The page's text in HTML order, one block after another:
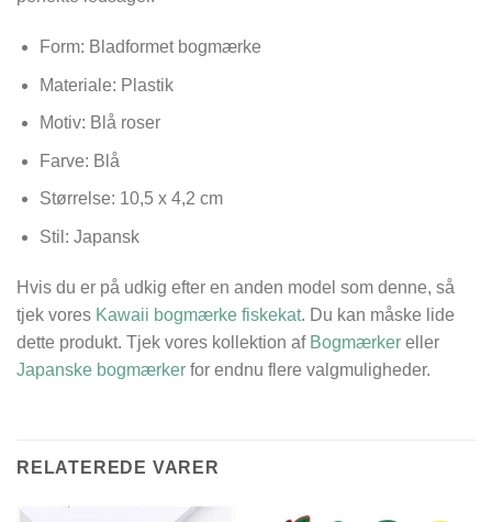
Form: Bladformet bogmærke
Materiale: Plastik
Motiv: Blå roser
Farve: Blå
Størrelse: 10,5 x 4,2 cm
Stil: Japansk
Hvis du er på udkig efter en anden model som denne, så
tjek vores Kawaii bogmærke fiskekat. Du kan måske lide
dette produkt. Tjek vores kollektion af Bogmærker eller
Japanske bogmærker for endnu flere valgmuligheder.
RELATEREDE VARER